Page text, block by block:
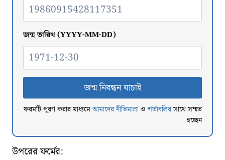
জন্ম তারিখ (YYYY-MM-DD)
ফরমটি পূরণ করার মাধ্যমেআমাদের নীতিমালা ওশর্তাবলিরসাথে সম্মত
হচ্ছেন
উপরের ফর্মের: